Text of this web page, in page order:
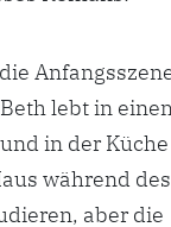
lebt in
in der Küche
während des
aber die